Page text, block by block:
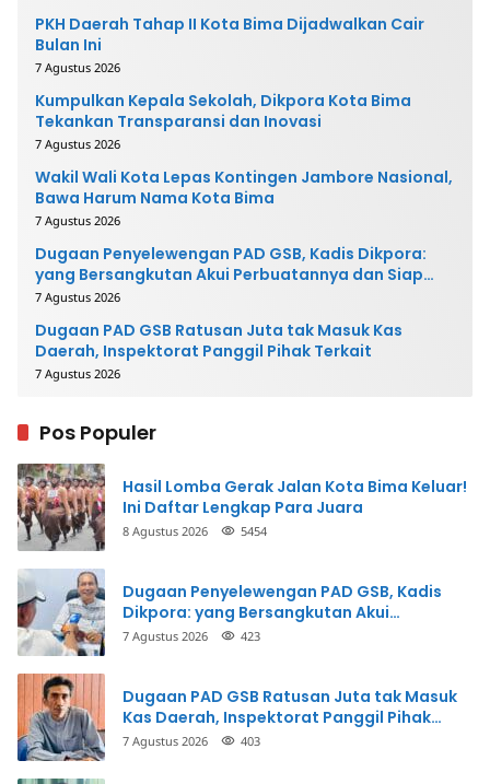
PKH Daerah Tahap II Kota Bima Dijadwalkan Cair
Bulan Ini
7 Agustus 2026
Kumpulkan Kepala Sekolah, Dikpora Kota Bima
Tekankan Transparansi dan Inovasi
7 Agustus 2026
Wakil Wali Kota Lepas Kontingen Jambore Nasional,
Bawa Harum Nama Kota Bima
7 Agustus 2026
Dugaan Penyelewengan PAD GSB, Kadis Dikpora:
yang Bersangkutan Akui Perbuatannya dan Siap
Mengembalikan Uang
7 Agustus 2026
Dugaan PAD GSB Ratusan Juta tak Masuk Kas
Daerah, Inspektorat Panggil Pihak Terkait
7 Agustus 2026
Pos Populer
Hasil Lomba Gerak Jalan Kota Bima Keluar!
Ini Daftar Lengkap Para Juara
8 Agustus 2026 5454
Dugaan Penyelewengan PAD GSB, Kadis
Dikpora: yang Bersangkutan Akui
Perbuatannya dan Siap Mengembalikan
7 Agustus 2026 423
Dugaan PAD GSB Ratusan Juta tak Masuk
Kas Daerah, Inspektorat Panggil Pihak
Terkait
7 Agustus 2026 403